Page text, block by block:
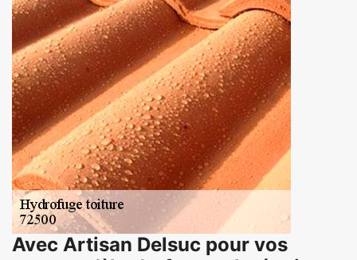
Avec Artisan Delsuc pour vos